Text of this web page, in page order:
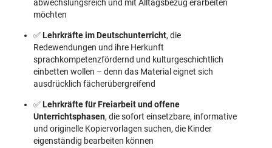
abwechslungsreich und mit Alltagsbezug erarbeiten
möchten
✅Lehrkräfte im Deutschunterricht, die
Redewendungen und ihre Herkunft
sprachkompetenzfördernd und kulturgeschichtlich
einbetten wollen – denn das Material eignet sich
ausdrücklich fächerübergreifend
✅Lehrkräfte für Freiarbeit und offene
Unterrichtsphasen, die sofort einsetzbare, informative
und originelle Kopiervorlagen suchen, die Kinder
eigenständig bearbeiten können